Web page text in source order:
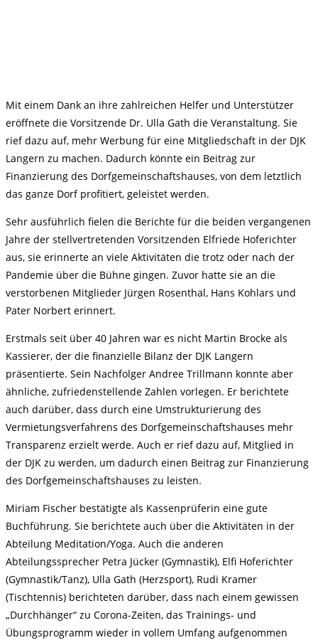
Mit einem Dank an ihre zahlreichen Helfer und Unterstützer
eröffnete die Vorsitzende Dr. Ulla Gath die Veranstaltung. Sie
rief dazu auf, mehr Werbung für eine Mitgliedschaft in der DJK
Langern zu machen. Dadurch könnte ein Beitrag zur
Finanzierung des Dorfgemeinschaftshauses, von dem letztlich
das ganze Dorf profitiert, geleistet werden.
Sehr ausführlich fielen die Berichte für die beiden vergangenen
Jahre der stellvertretenden Vorsitzenden Elfriede Hoferichter
aus, sie erinnerte an viele Aktivitäten die trotz oder nach der
Pandemie über die Bühne gingen. Zuvor hatte sie an die
verstorbenen Mitglieder Jürgen Rosenthal, Hans Kohlars und
Pater Norbert erinnert.
Erstmals seit über 40 Jahren war es nicht Martin Brocke als
Kassierer, der die finanzielle Bilanz der DJK Langern
präsentierte. Sein Nachfolger Andree Trillmann konnte aber
ähnliche, zufriedenstellende Zahlen vorlegen. Er berichtete
auch darüber, dass durch eine Umstrukturierung des
Vermietungsverfahrens des Dorfgemeinschaftshauses mehr
Transparenz erzielt werde. Auch er rief dazu auf, Mitglied in
der DJK zu werden, um dadurch einen Beitrag zur Finanzierung
des Dorfgemeinschaftshauses zu leisten.
Miriam Fischer bestätigte als Kassenprüferin eine gute
Buchführung. Sie berichtete auch über die Aktivitäten in der
Abteilung Meditation/Yoga. Auch die anderen
Abteilungssprecher Petra Jücker (Gymnastik), Elfi Hoferichter
(Gymnastik/Tanz), Ulla Gath (Herzsport), Rudi Kramer
(Tischtennis) berichteten darüber, dass nach einem gewissen
„Durchhänger“ zu Corona-Zeiten, das Trainings- und
Übungsprogramm wieder in vollem Umfang aufgenommen